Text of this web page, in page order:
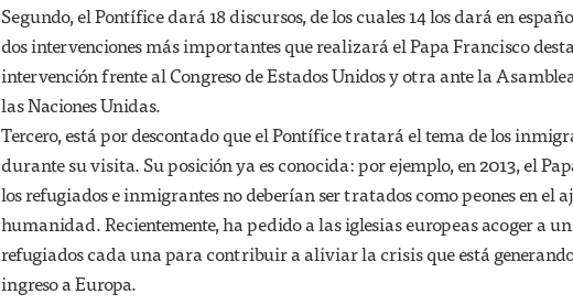
Segundo, el Pontífice dará 18 discursos, de los cuales 14 los dará en
dos intervenciones más importantes que realizará el Papa Francisco
intervención frente al Congreso de Estados Unidos y otra ante la
las Naciones Unidas.
Tercero, está por descontado que el Pontífice tratará el tema de los
durante su visita. Su posición ya es conocida: por ejemplo, en 2013, el
los refugiados e inmigrantes no deberían ser tratados como peones en el
humanidad. Recientemente, ha pedido a las iglesias europeas acoger a
refugiados cada una para contribuir a aliviar la crisis que está
ingreso a Europa.